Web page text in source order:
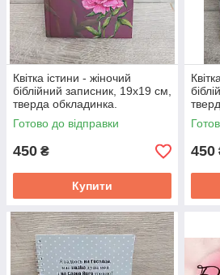
Квітка істини - жіночий
біблійний записник, 19х19 см,
тверда обкладинка.
Готово до відправки
450 ₴
Купити
450